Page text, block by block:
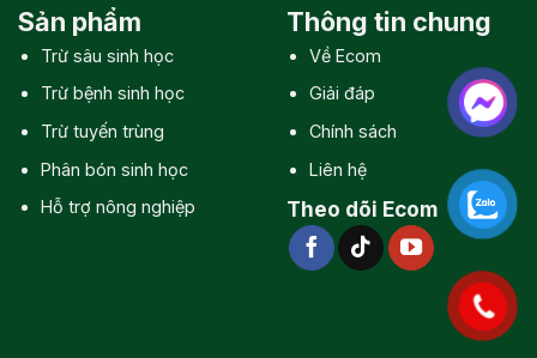
Sản phẩm
Trừ sâu sinh học
Trừ bệnh sinh học
Trừ tuyến trùng
Phân bón sinh học
Hỗ trợ nông nghiệp
Thông tin chung
Về Ecom
Giải đáp
Chính sách
Liên hệ
Theo dõi Ecom